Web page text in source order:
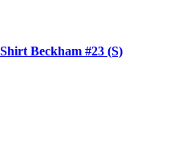
Beckham #23 (S)